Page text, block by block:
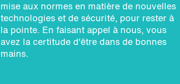
mise aux normes en matière de nouvelles
technologies et de sécurité, pour rester à
la pointe. En faisant appel à nous, vous
avez la certitude d'être dans de bonnes
mains.